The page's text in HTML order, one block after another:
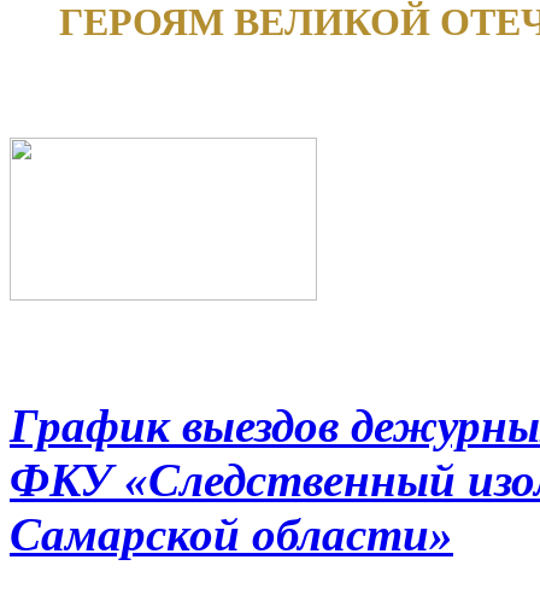
ГЕРОЯМ ВЕЛИКОЙ
График выездов
ФКУ «Следственный
Самарской области»